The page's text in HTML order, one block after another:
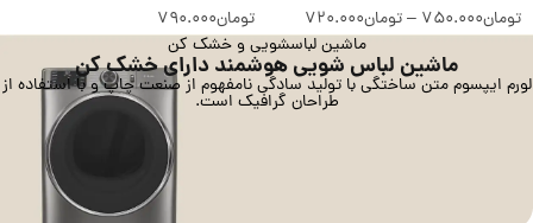
تومان790.000
تومان660.000
ماشین لباسشویی و خشک کن
ماشین لباس شویی هوشمند دارای خشک کن
لورم ایپسوم متن ساختگی با تولید سادگی نامفهوم از صنعت چاپ و با استفاده از
طراحان گرافیک است.